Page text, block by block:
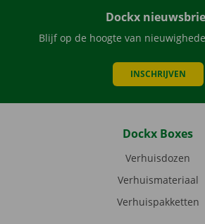
Dockx
Blijf op de hoogte van
INSCHRIJVEN
Dockx Boxes
Verhuisdozen
Verhuismateriaal
Verhuispakketten